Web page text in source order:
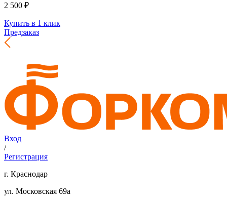
2 500 ₽
Купить в 1 клик
Предзаказ
Вход
/
Регистрация
г. Краснодар
ул. Московская 69а